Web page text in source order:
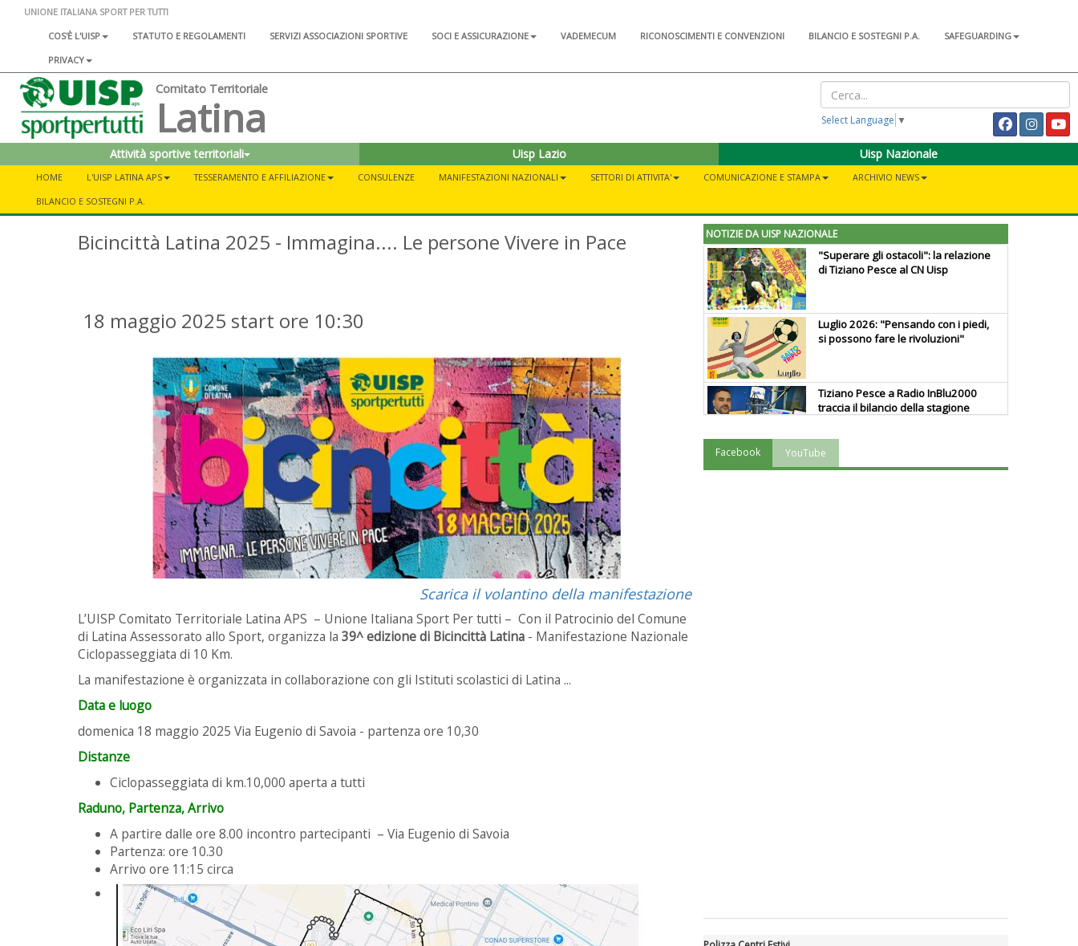
UNIONE ITALIANA SPORT PER TUTTI
COS'È L'UISP
STATUTO E REGOLAMENTI SERVIZI ASSOCIAZIONI SPORTIVE SOCI E ASSICURAZIONE VADEMECUM RICONOSCIMENTI E CONVENZIONI BILANCIO E SOSTEGNI P.A.
SAFEGUARDING
PRIVACY
Comitato Territoriale
Latina Select Language ▼
Attività sportive territoriali Uisp Lazio Uisp Nazionale
HOME L'UISP LATINA APS TESSERAMENTO E AFFILIAZIONE CONSULENZE MANIFESTAZIONI NAZIONALI SETTORI DI ATTIVITA' COMUNICAZIONE E STAMPA
ARCHIVIO NEWS
BILANCIO E SOSTEGNI P.A.
Bicincittà Latina 2025 - Immagina.... Le persone Vivere in Pace
18 maggio 2025 start ore 10:30
Scarica il volantino della manifestazione
L’UISP Comitato Territoriale Latina APS – Unione Italiana Sport Per tutti – Con il Patrocinio del Comune
di Latina Assessorato allo Sport, organizza la 39^ edizione di Bicincittà Latina - Manifestazione Nazionale
Ciclopasseggiata di 10 Km.
La manifestazione è organizzata in collaborazione con gli Istituti scolastici di Latina ...
Data e luogo
domenica 18 maggio 2025 Via Eugenio di Savoia - partenza ore 10,30
Distanze
Ciclopasseggiata di km.10,000 aperta a tutti
Raduno, Partenza, Arrivo
A partire dalle ore 8.00 incontro partecipanti – Via Eugenio di Savoia
Partenza: ore 10.30
Arrivo ore 11:15 circa
NOTIZIE DA UISP NAZIONALE
"Superare gli ostacoli": la relazione
di Tiziano Pesce al CN Uisp
Luglio 2026: "Pensando con i piedi,
si possono fare le rivoluzioni"
Tiziano Pesce a Radio InBlu2000
traccia il bilancio della stagione
Facebook YouTube